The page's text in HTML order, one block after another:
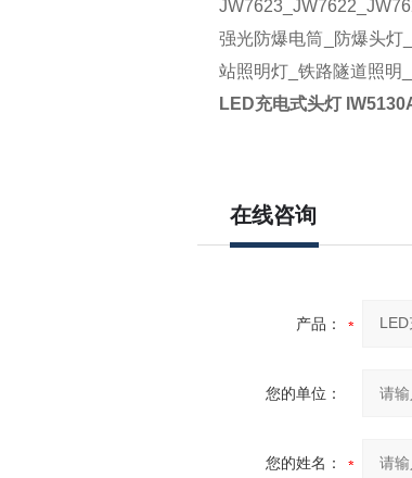
强光防爆电筒_防爆头灯
站照明灯_铁路隧道照明
LED充电式头灯
在线咨询
产品：
您的单位：
您的姓名：